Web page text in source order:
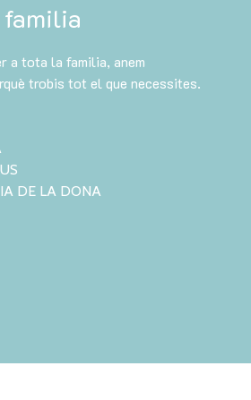
a tota la familia, anem
trobis tot el que necessites.
DE LA DONA